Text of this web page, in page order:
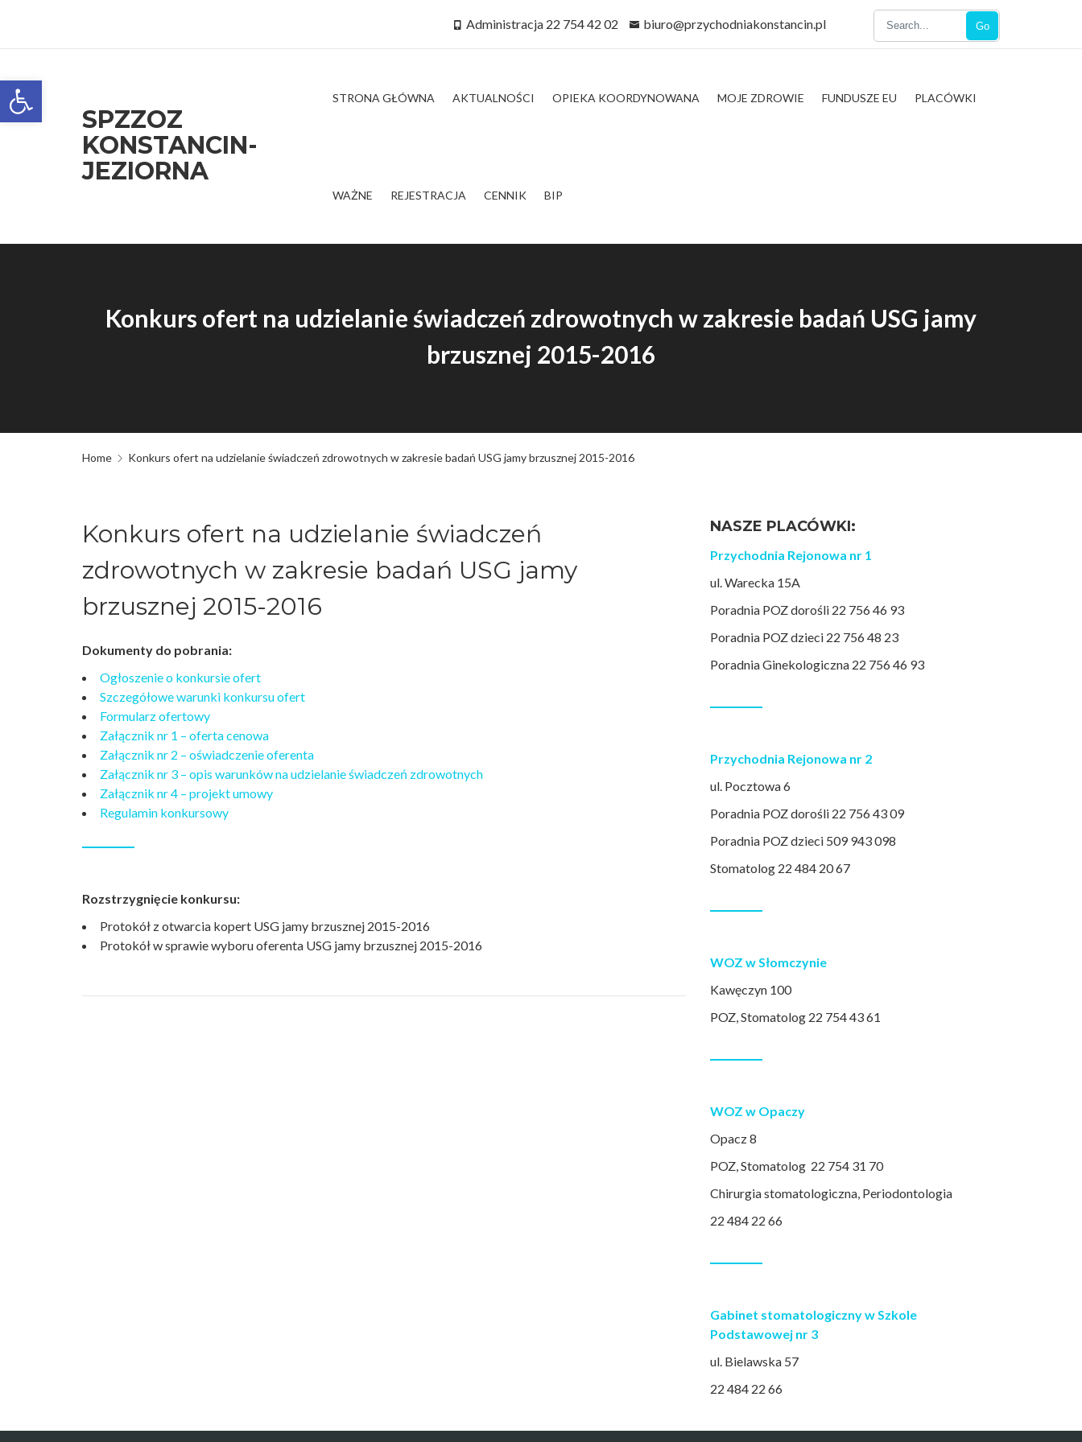
Open toolbar
Go
Administracja 22 754 42 02 biuro@przychodniakonstancin.pl
SPZZOZ
KONSTANCIN-
JEZIORNA
STRONA GŁÓWNA AKTUALNOŚCI OPIEKA KOORDYNOWANA MOJE ZDROWIE FUNDUSZE EU PLACÓWKI
WAŻNE REJESTRACJA CENNIK BIP
Konkurs ofert na udzielanie świadczeń zdrowotnych w zakresie badań USG jamy
brzusznej 2015-2016
Home Konkurs ofert na udzielanie świadczeń zdrowotnych w zakresie badań USG jamy brzusznej 2015-2016
Konkurs ofert na udzielanie świadczeń
zdrowotnych w zakresie badań USG jamy
brzusznej 2015-2016
Dokumenty do pobrania:
Ogłoszenie o konkursie ofert
Szczegółowe warunki konkursu ofert
Formularz ofertowy
Załącznik nr 1 – oferta cenowa
Załącznik nr 2 – oświadczenie oferenta
Załącznik nr 3 – opis warunków na udzielanie świadczeń zdrowotnych
Załącznik nr 4 – projekt umowy
Regulamin konkursowy
Rozstrzygnięcie konkursu:
Protokół z otwarcia kopert USG jamy brzusznej 2015-2016
Protokół w sprawie wyboru oferenta USG jamy brzusznej 2015-2016
NASZE PLACÓWKI:
Przychodnia Rejonowa nr 1
ul. Warecka 15A
Poradnia POZ dorośli 22 756 46 93
Poradnia POZ dzieci 22 756 48 23
Poradnia Ginekologiczna 22 756 46 93
Przychodnia Rejonowa nr 2
ul. Pocztowa 6
Poradnia POZ dorośli 22 756 43 09
Poradnia POZ dzieci 509 943 098
Stomatolog 22 484 20 67
WOZ w Słomczynie
Kawęczyn 100
POZ, Stomatolog 22 754 43 61
WOZ w Opaczy
Opacz 8
POZ, Stomatolog 22 754 31 70
Chirurgia stomatologiczna, Periodontologia
22 484 22 66
Gabinet stomatologiczny w Szkole
Podstawowej nr 3
ul. Bielawska 57
22 484 22 66